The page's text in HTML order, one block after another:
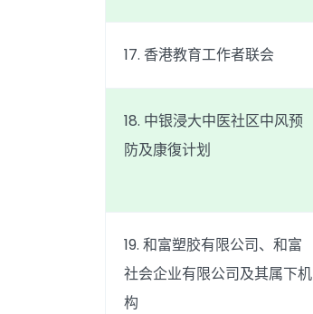
17. 香港教育工作者联会
18. 中银浸大中医社区中风预
防及康復计划
19. 和富塑胶有限公司、和富
社会企业有限公司及其属下机
构